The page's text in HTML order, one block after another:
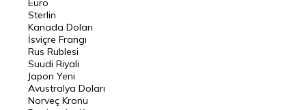
Pound Kuru
Frank Kuru
Riyal Kuru
Avustralya Doları
Danimarka Kronu Kuru
Euro
Sterlin
Kanada Doları
İsviçre Frangı
Rus Rublesi
Suudi Riyali
Japon Yeni
Avustralya Doları
Norveç Kronu